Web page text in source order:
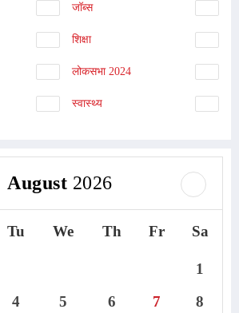
जॉब्स
शिक्षा
लोकसभा 2024
स्वास्थ्य
August 2026
Tu We Th Fr Sa
1
4 5 6 7
8